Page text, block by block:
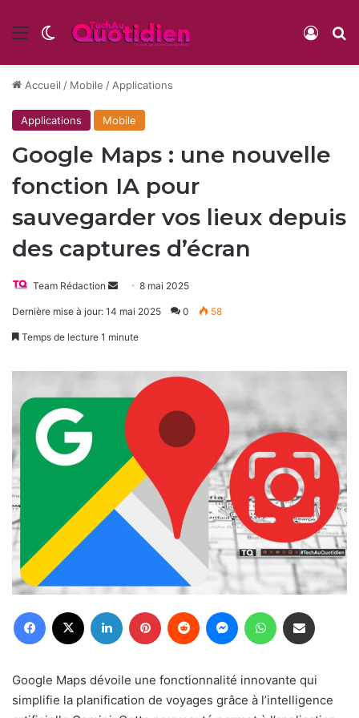
Menu Switch skin
Accueil / Mobile / Applications
Applications Mobile
Google Maps : une nouvelle
fonction IA pour
sauvegarder vos lieux depuis
des captures d’écran
Team Rédaction
Envoyer8 mai 2025
Dernière mise à jour: 14 mai 2025 0 58
Temps de lecture 1 minute
Facebook Linkedin Pinterest Reddit MessengerWhatsApp
Google Maps dévoile une fonctionnalité innovante qui
simplifie la planification de voyages grâce à l’intelligence